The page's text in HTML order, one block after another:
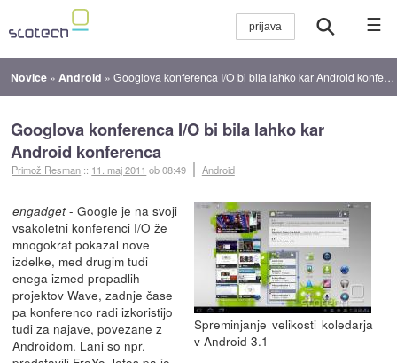
☰
Novice » Android »Googlova konferenca I/O bi bila lahko kar Android konferenca
Googlova konferenca I/O bi bila lahko kar
Android konferenca
Primož Resman :: 11. maj 2011 ob 08:49 Android
Spreminjanje velikosti koledarja
v Android 3.1
engadget- Google je na svoji
vsakoletni konferenci I/O že
mnogokrat pokazal nove
izdelke, med drugim tudi
enega izmed propadlih
projektov Wave, zadnje čase
pa konferenco radi izkoristijo
tudi za najave, povezane z
Androidom. Lani so npr.